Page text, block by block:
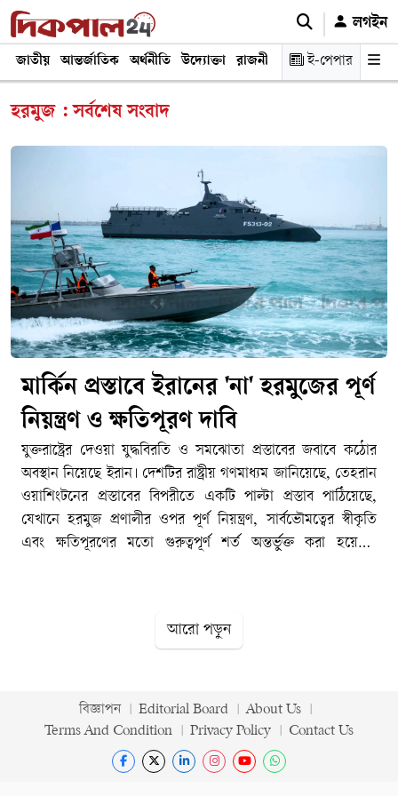
লগইন
জাতীয় আন্তর্জাতিক অর্থনীতি উদ্যোক্তা রাজনীতি শিক্ষা স্বাস্থ্য ও
ই-পেপার
হরমুজ : সর্বশেষ সংবাদ
মার্কিন প্রস্তাবে ইরানের 'না' হরমুজের পূর্ণ
নিয়ন্ত্রণ ও ক্ষতিপূরণ দাবি
যুক্তরাষ্ট্রের দেওয়া যুদ্ধবিরতি ও সমঝোতা প্রস্তাবের জবাবে কঠোর
অবস্থান নিয়েছে ইরান। দেশটির রাষ্ট্রীয় গণমাধ্যম জানিয়েছে, তেহরান
ওয়াশিংটনের প্রস্তাবের বিপরীতে একটি পাল্টা প্রস্তাব পাঠিয়েছে,
যেখানে হরমুজ প্রণালীর ওপর পূর্ণ নিয়ন্ত্রণ, সার্বভৌমত্বের স্বীকৃতি
এবং ক্ষতিপূরণের মতো গুরুত্বপূর্ণ শর্ত অন্তর্ভুক্ত করা হয়েছে।
থেকে পাঠানো প্রস্তাবে শুধু যুদ্ধবিরতির বিষয় নয়, বরং দীর্ঘদিন ধরে
মুক্ত করতে হবে এবং সব ধরনের আন্তর্জাতিক নিষেধাজ্ঞা প্রত্যাহার
করতে হবে। একই সঙ্গে হরমুজ প্রণালীর ওপর ইরানের পূর্ণ নিয়ন্ত্রণ ও
সার্বভৌম অধিকার স্বীকার করার কথাও স্পষ্টভাবে উল্লেখ করা হয়েছে।
[TECHTARANGA-POST:549]রয়টার্সের প্রতিবেদনে বলা
আরো পড়ুন
বিজ্ঞাপন Editorial Board
About Us
Terms And Condition
Privacy Policy Contact Us